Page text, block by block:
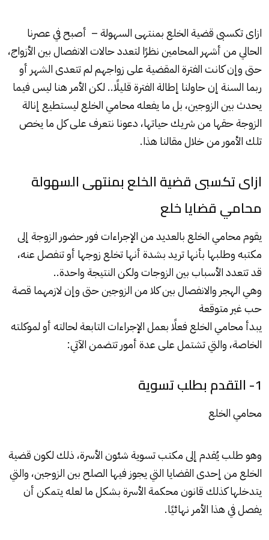
ازاى تكسبى قضية الخلع بمنتهى السهولة – أصبح في عصرنا
الحالي من أشهر المحامين نظرًا لتعدد حالات الانفصال بين الأزواج،
حتى وإن كانت الفترة المقضية على زواجهم لم تتعدى الشهر أو
ربما السنة إن حاولنا إطالة الفترة قليلًا.. لكن الأمر هنا ليس فيما
يحدث بين الزوجين، بل ما يفعله محامي الخلع ليستطيع إنالة
الزوجة حقها من شريك حياتها، دعونا نتعرف على كل ما يخص
تلك الأمور من خلال مقالنا هذا.
ازاى تكسبى قضية الخلع بمنتهى السهولة
محامي قضايا خلع
يقوم محامي الخلع بالعديد من الإجراءات فور حضور الزوجة إلى
مكتبه وطلبها بأنها تريد بشدة أنها تخلع زوجها أو تنفصل عنه،
قد تتعدد الأسباب بين الزوجات ولكن النتيجة واحدة..
وهي الهجر والانفصال بين كلا من الزوجين حتى وإن لازمهما قصة
حب غير متوقعة
يبدأ محامي الخلع فعلًا بعمل الإجراءات التابعة لحالته أو لموكلته
الخاصة، والتي تشتمل على عدة أمور تتضمن الآتي:
1- التقدم بطلب تسوية
محامي الخلع
وهو طلب يُقدم إلى مكتب تسوية شئون الأسرة، ذلك لكون قضية
الخلع من إحدى القضايا التي يجوز فيها الصلح بين الزوجين، والتي
يتدخلها كذلك قانون محكمة الأسرة بشكل ما لعله يتمكن أن
يفصل في هذا الأمر نهائيًا.